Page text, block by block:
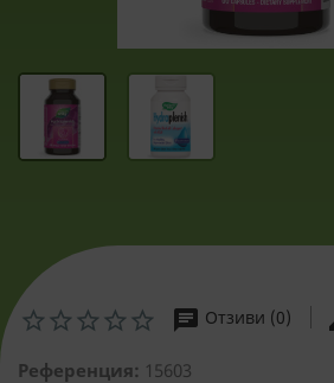
chat Отзиви (0)
Референция: 15603